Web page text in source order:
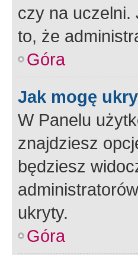
czy na uczelni.
to, że
Góra
Jak mogę
W Panelu
znajdziesz
będziesz
ukryty.
Góra